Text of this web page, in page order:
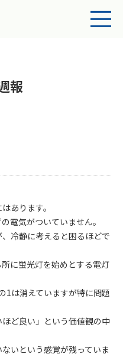
報
あります。
電気がついていません。
冷静に考えると困るほどで
に蛍光灯を始めとする電灯
1は消えていますが特に問題
ど良い」という価値観の中
いという感覚が残っていま